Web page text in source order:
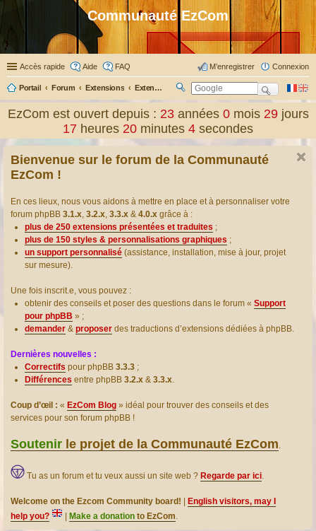
Communauté EzCom
Accès rapide Aide FAQ Connexion
M’enregistrer
Portail Forum Extensions Extensions présentées & traduites
ch
er
EzCom est ouvert depuis : 23 années0 mois29 jours
17 heures 20 minutes 5 secondes
Bienvenue sur le forum de la Communauté
EzCom !
En ces lieux, nous vous aidons à mettre en place et à personnaliser votre
forum phpBB 3.1.x, 3.2.x, 3.3.x & 4.0.x grâce à :
plus de 250 extensions présentées et traduites ;
plus de 150 styles & personnalisations graphiques ;
un support personnalisé (assistance, installation, mise à jour, projet
sur mesure).
Une fois inscrit.e, vous pouvez :
obtenir des conseils et poser des questions dans le forum « Support
pour phpBB » ;
demander & proposer des traductions d’extensions dédiées à phpBB.
Dernières nouvelles :
Correctifs pour phpBB 3.3.3 ;
Différences entre phpBB 3.2.x & 3.3.x.
Coup d’œil : « EzCom Blog » idéal pour trouver des conseils et des
services pour son forum phpBB !
Soutenir le projet de la Communauté EzCom.
Tu as un forum et tu veux aussi un site web ? Regarde par ici.
Welcome on the Ezcom Community board!
English visitors, may I
help you?
Make a donation to EzCom.